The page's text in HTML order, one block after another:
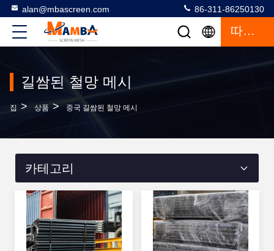
alan@mbascreen.com 86-311-86250130
따옴표
길쌈된 철망 메시
집 > 상품 > 중국 길쌈된 철망 메시
카테고리